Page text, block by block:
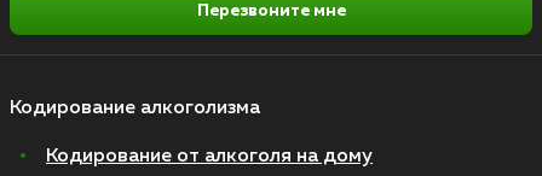
Кодирование алкоголизма
Кодирование от алкоголя на дому
Перезвоните мне